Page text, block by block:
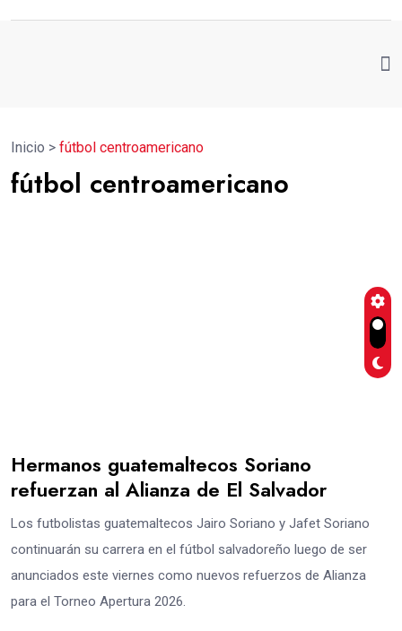
Inicio > fútbol centroamericano
fútbol centroamericano
Hermanos guatemaltecos Soriano
refuerzan al Alianza de El Salvador
Los futbolistas guatemaltecos Jairo Soriano y Jafet Soriano
continuarán su carrera en el fútbol salvadoreño luego de ser
anunciados este viernes como nuevos refuerzos de Alianza
para el Torneo Apertura 2026.